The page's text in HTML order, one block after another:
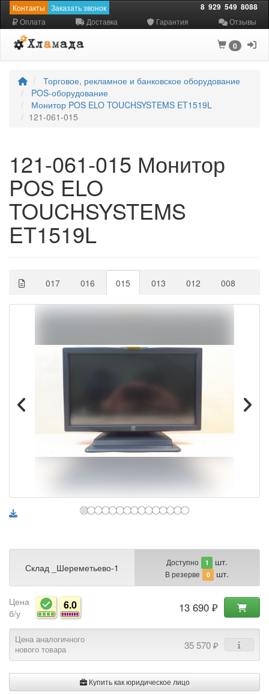
Контакты Заказать звонок 8 929 549 8088
Оплата Доставка Гарантия Отзывы
0
Торговое, рекламное и банковское оборудование
POS-оборудование
Монитор POS ELO TOUCHSYSTEMS ET1519L
121-061-015
121-061-015 Монитор
POS ELO
TOUCHSYSTEMS
ET1519L
017 016 015 013 012 008
Склад _Шереметьево-1 Доступно 1 шт.
В резерве 0 шт.
Цена
б/у
6.0 13 690 ₽
Цена аналогичного
нового товара
35 570 ₽
Купить как юридическое лицо